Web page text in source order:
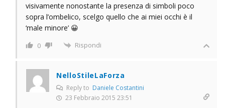
visivamente nonostante la presenza di simboli poco
sopra l’ombelico, scelgo quello che ai miei occhi è il
‘male minore’ 😀
0 Rispondi
NelloStileLaForza
Reply to Daniele Costantini
23 Febbraio 2015 23:51